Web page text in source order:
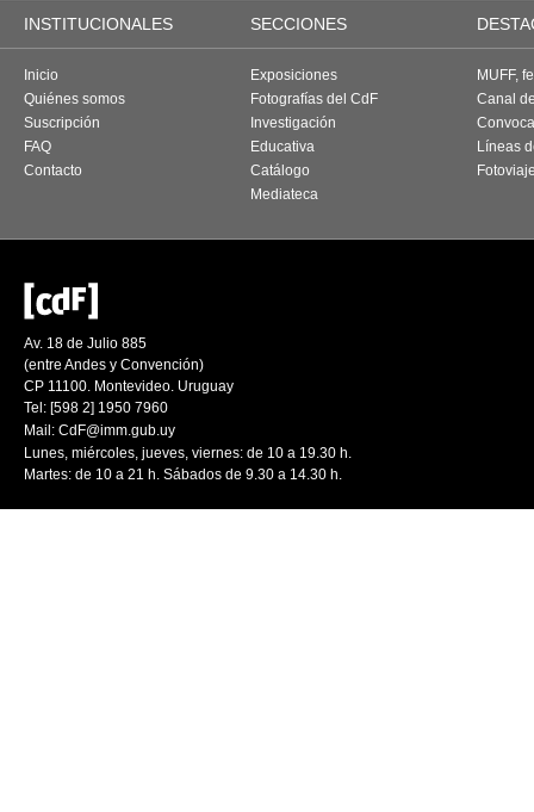
INSTITUCIONALES SECCIONES
Inicio
Quiénes somos
Suscripción
FAQ
Contacto
Exposiciones
Fotografías del CdF
Investigación
Educativa
Catálogo
Mediateca
MUFF,
Canal
Líneas
Av. 18 de Julio 885
(entre Andes y Convención)
CP 11100. Montevideo. Uruguay
Tel: [598 2] 1950 7960
Mail: CdF@imm.gub.uy
Lunes, miércoles, jueves, viernes: de 10 a 19.30 h.
Martes: de 10 a 21 h. Sábados de 9.30 a 14.30 h.